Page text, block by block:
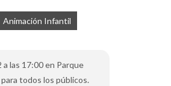
Animación Infantil
las 17:00 en Parque
todos los públicos.